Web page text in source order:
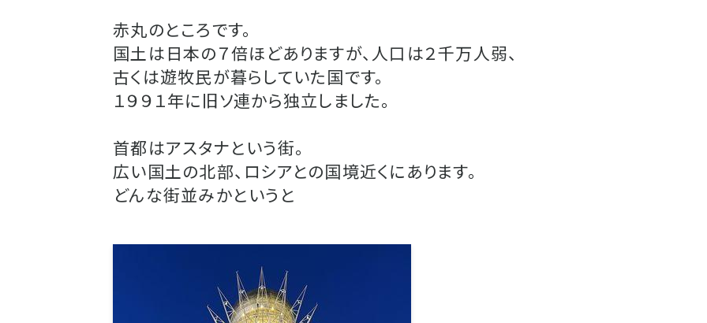
赤丸のところです。
国土は日本の７倍ほどありますが、人口は２千万人弱、
古くは遊牧民が暮らしていた国です。
１９９１年に旧ソ連から独立しました。
首都はアスタナという街。
広い国土の北部、ロシアとの国境近くにあります。
どんな街並みかというと